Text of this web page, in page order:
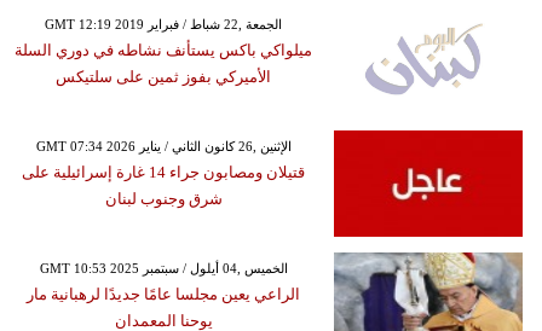
GMT 12:19 2019 الجمعة ,22 شباط / فبراير
ميلواكي باكس يستأنف نشاطه في دوري السلة
الأميركي بفوز ثمين على سلتيكس
GMT 07:34 2026 الإثنين ,26 كانون الثاني / يناير
قتيلان ومصابون جراء 14 غارة إسرائيلية على
شرق وجنوب لبنان
GMT 10:53 2025 الخميس ,04 أيلول / سبتمبر
الراعي يعين مجلسا عامًا جديدًا لرهبانية مار
يوحنا المعمدان